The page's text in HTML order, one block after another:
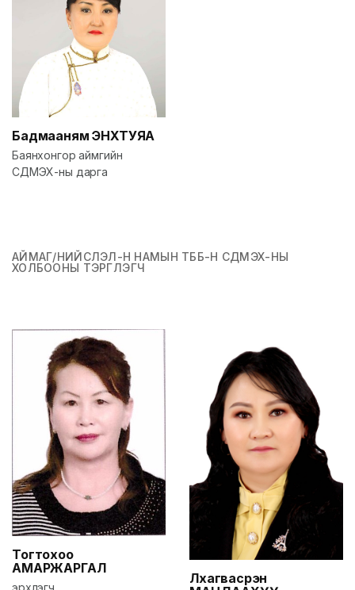
Бадмааням ЭНХТУЯА
Баянхонгор аймгийн
СДМЭХ-ны дарга
АЙМАГ/НИЙСЛЭЛ-Н НАМЫН ТББ-Н СДМЭХ-НЫ
ХОЛБООНЫ ТЭРГҮҮЛЭГЧ
Тогтохоо
АМАРЖАРГАЛ
эрхлэгч
Лхагвасүрэн